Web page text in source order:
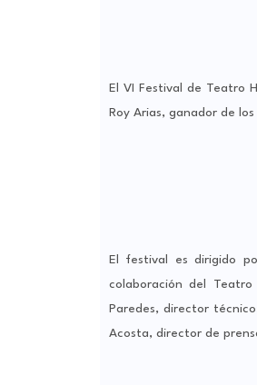
El VI Festival de Teatro
Roy Arias, ganador de
El festival es dirigido
colaboración del
Paredes, director
Acosta, director de